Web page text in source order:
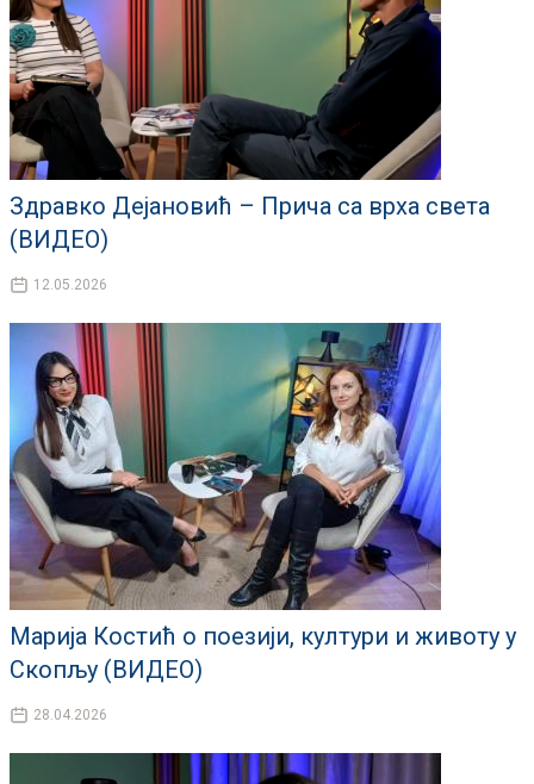
Здравко Дејановић – Прича са врха света
(ВИДЕО)
12.05.2026
Марија Костић о поезији, култури и животу у
Скопљу (ВИДЕО)
28.04.2026